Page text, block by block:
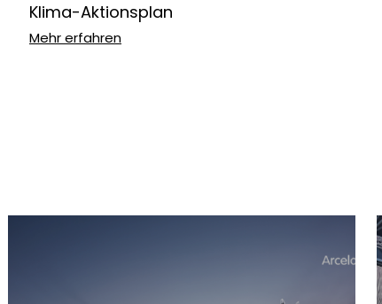
Klima-Aktionsplan
Mehr erfahren